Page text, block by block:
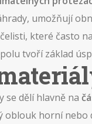
, umožňují
které často
tvoří základ
se dělí hlavně na
oblouk horní nebo